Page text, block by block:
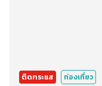
ติดกระแส ท่องเที่ยว